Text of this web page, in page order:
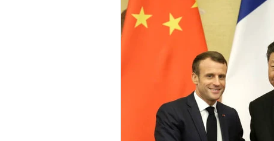
Sicurezza Nazionale
Medio
Giappone India